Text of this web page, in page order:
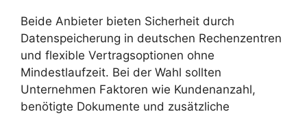
Beide Anbieter bieten Sicherheit durch
Datenspeicherung in deutschen Rechenzentren
und flexible Vertragsoptionen ohne
Mindestlaufzeit. Bei der Wahl sollten
Unternehmen Faktoren wie Kundenanzahl,
benötigte Dokumente und zusätzliche